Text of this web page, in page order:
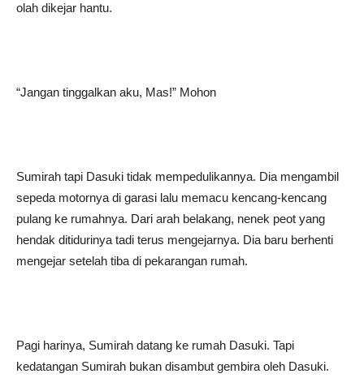
olah dikejar hantu.
“Jangan tinggalkan aku, Mas!” Mohon
Sumirah tapi Dasuki tidak mempedulikannya. Dia mengambil
sepeda motornya di garasi lalu memacu kencang-kencang
pulang ke rumahnya. Dari arah belakang, nenek peot yang
hendak ditidurinya tadi terus mengejarnya. Dia baru berhenti
mengejar setelah tiba di pekarangan rumah.
Pagi harinya, Sumirah datang ke rumah Dasuki. Tapi
kedatangan Sumirah bukan disambut gembira oleh Dasuki.